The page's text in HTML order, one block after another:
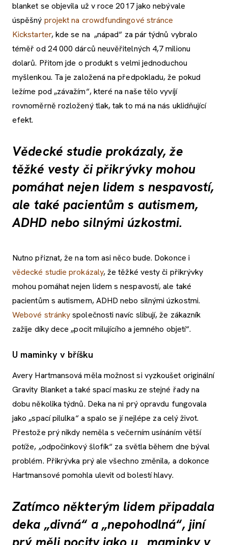
blanket se objevila už v roce 2017 jako nebývale
úspěšný projekt na crowdfundingové stránce
Kickstarter, kde se na „nápad“ za pár týdnů vybralo
téměř od 24 000 dárců neuvěřitelných 4,7 milionu
dolarů. Přitom jde o produkt s velmi jednoduchou
myšlenkou. Ta je založená na předpokladu, že pokud
ležíme pod „závažím“, které na naše tělo vyvíjí
rovnoměrně rozložený tlak, tak to má na nás uklidňující
efekt.
Vědecké studie prokázaly, že
těžké vesty či přikrývky mohou
pomáhat nejen lidem s nespavostí,
ale také pacientům s autismem,
ADHD nebo silnými úzkostmi.
Nutno přiznat, že na tom asi něco bude. Dokonce i
vědecké studie prokázaly, že těžké vesty či přikrývky
mohou pomáhat nejen lidem s nespavostí, ale také
pacientům s autismem, ADHD nebo silnými úzkostmi.
Webové stránkyspolečnosti navíc slibují, že zákazník
zažije díky dece „pocit milujícího a jemného objetí“.
U maminky v bříšku
Avery Hartmansová měla možnost si vyzkoušet originální
Gravity Blanket a také spací masku ze stejné řady na
dobu několika týdnů. Deka na ni prý opravdu fungovala
jako „spací pilulka“ a spalo se jí nejlépe za celý život.
Přestože prý nikdy neměla s večerním usínáním větší
potíže, „odpočinkový šlofík“ za světla během dne býval
problém. Přikrývka prý ale všechno změnila, a dokonce
Hartmansové pomohla ulevit od bolestí hlavy.
Zatímco některým lidem připadala
deka „divná“ a „nepohodlná“, jiní